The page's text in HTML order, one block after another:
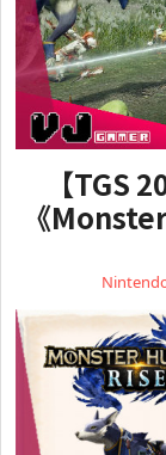
【TGS
《